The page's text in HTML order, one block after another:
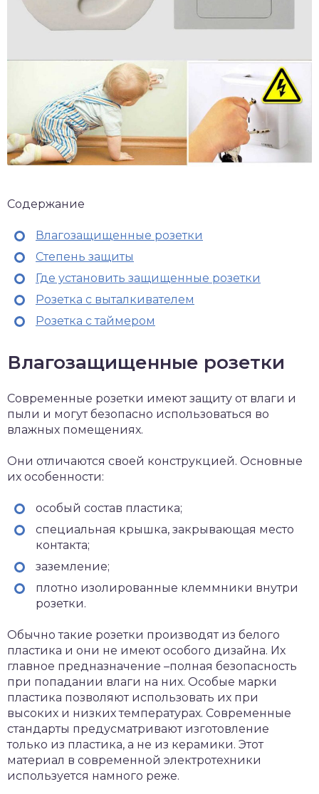
Содержание
Влагозащищенные розетки
Степень защиты
Где установить защищенные розетки
Розетка с выталкивателем
Розетка с таймером
Влагозащищенные розетки
Современные розетки имеют защиту от влаги и
пыли и могут безопасно использоваться во
влажных помещениях.
Они отличаются своей конструкцией. Основные
их особенности:
особый состав пластика;
специальная крышка, закрывающая место
контакта;
заземление;
плотно изолированные клеммники внутри
розетки.
Обычно такие розетки производят из белого
пластика и они не имеют особого дизайна. Их
главное предназначение –полная безопасность
при попадании влаги на них. Особые марки
пластика позволяют использовать их при
высоких и низких температурах. Современные
стандарты предусматривают изготовление
только из пластика, а не из керамики. Этот
материал в современной электротехники
используется намного реже.